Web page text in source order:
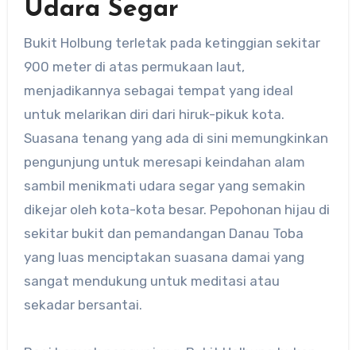
Udara Segar
Bukit Holbung terletak pada ketinggian sekitar
900 meter di atas permukaan laut,
menjadikannya sebagai tempat yang ideal
untuk melarikan diri dari hiruk-pikuk kota.
Suasana tenang yang ada di sini memungkinkan
pengunjung untuk meresapi keindahan alam
sambil menikmati udara segar yang semakin
dikejar oleh kota-kota besar. Pepohonan hijau di
sekitar bukit dan pemandangan Danau Toba
yang luas menciptakan suasana damai yang
sangat mendukung untuk meditasi atau
sekadar bersantai.